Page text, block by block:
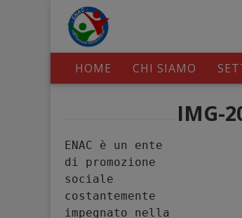
HOME CHI SIAMO
ENAC è un ente
di promozione
sociale
costantemente
impegnato nella
IMG-